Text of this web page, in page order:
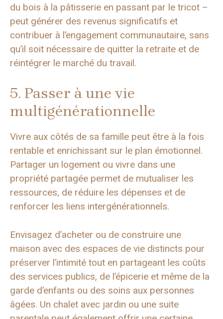
du bois à la pâtisserie en passant par le tricot –
peut générer des revenus significatifs et
contribuer à l’engagement communautaire, sans
qu’il soit nécessaire de quitter la retraite et de
réintégrer le marché du travail.
5. Passer à une vie
multigénérationnelle
Vivre aux côtés de sa famille peut être à la fois
rentable et enrichissant sur le plan émotionnel.
Partager un logement ou vivre dans une
propriété partagée permet de mutualiser les
ressources, de réduire les dépenses et de
renforcer les liens intergénérationnels.
Envisagez d’acheter ou de construire une
maison avec des espaces de vie distincts pour
préserver l’intimité tout en partageant les coûts
des services publics, de l’épicerie et même de la
garde d’enfants ou des soins aux personnes
âgées. Un chalet avec jardin ou une suite